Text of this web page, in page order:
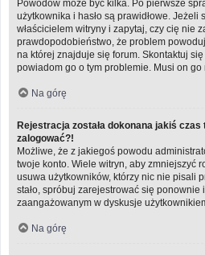
Powodów może być kilka. Po pierwsze
użytkownika i hasło są prawidłowe. Jeżeli
właścicielem witryny i zapytaj, czy cię nie
prawdopodobieństwo, że problem
na której znajduje się forum. Skontaktuj się
powiadom go o tym problemie. Musi on go
Na górę
Rejestracja została dokonana jakiś
zalogować?!
Możliwe, że z jakiegoś powodu
twoje konto. Wiele witryn, aby zmniejszyć
usuwa użytkowników, którzy nic nie pisali
stało, spróbuj zarejestrować się ponownie
zaangażowanym w dyskusje
Na górę